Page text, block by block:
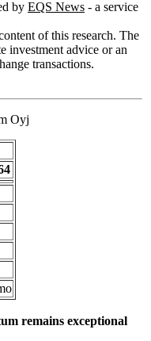
by EQS News - a service
of this research. The
investment advice or an
transactions.
Oyj
remains exceptional